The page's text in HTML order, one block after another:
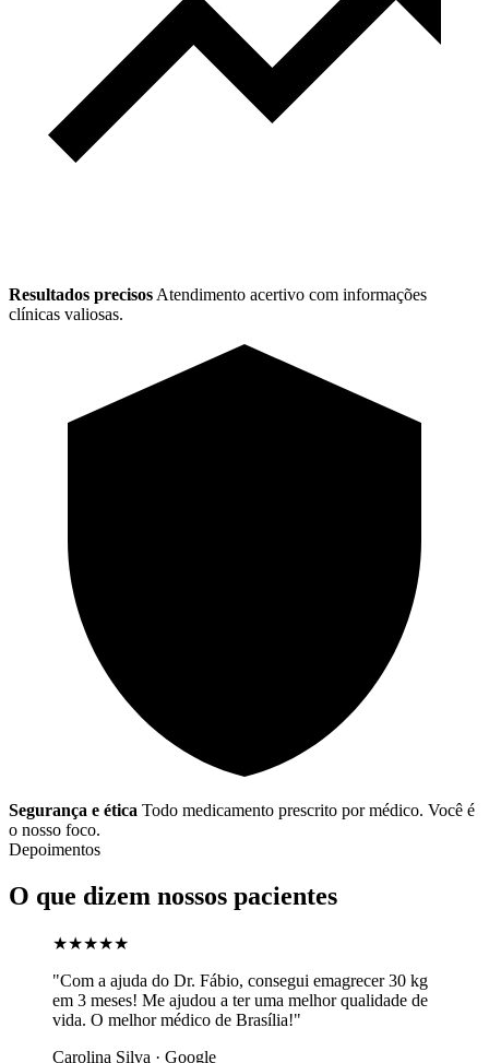
Resultados precisos Atendimento acertivo com informações
clínicas valiosas.
Segurança e ética Todo medicamento prescrito por médico. Você é
o nosso foco.
Depoimentos
O que dizem nossos pacientes
★★★★★
"Com a ajuda do Dr. Fábio, consegui emagrecer 30 kg
em 3 meses! Me ajudou a ter uma melhor qualidade de
vida. O melhor médico de Brasília!"
Carolina Silva · Google